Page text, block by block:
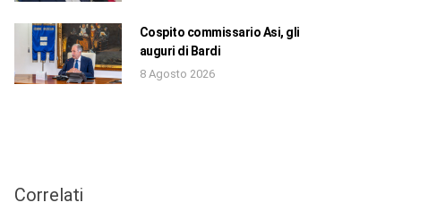
Cospito commissario Asi, gli
auguri di Bardi
8 Agosto 2026
Correlati